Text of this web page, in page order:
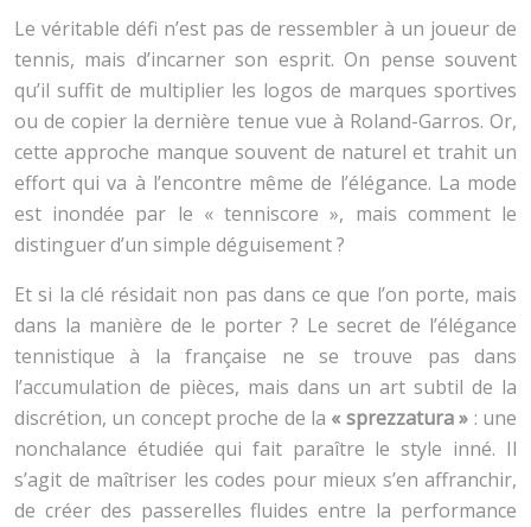
Le véritable défi n’est pas de ressembler à un joueur de
tennis, mais d’incarner son esprit. On pense souvent
qu’il suffit de multiplier les logos de marques sportives
ou de copier la dernière tenue vue à Roland-Garros. Or,
cette approche manque souvent de naturel et trahit un
effort qui va à l’encontre même de l’élégance. La mode
est inondée par le « tenniscore », mais comment le
distinguer d’un simple déguisement ?
Et si la clé résidait non pas dans ce que l’on porte, mais
dans la manière de le porter ? Le secret de l’élégance
tennistique à la française ne se trouve pas dans
l’accumulation de pièces, mais dans un art subtil de la
discrétion, un concept proche de la « sprezzatura » : une
nonchalance étudiée qui fait paraître le style inné. Il
s’agit de maîtriser les codes pour mieux s’en affranchir,
de créer des passerelles fluides entre la performance